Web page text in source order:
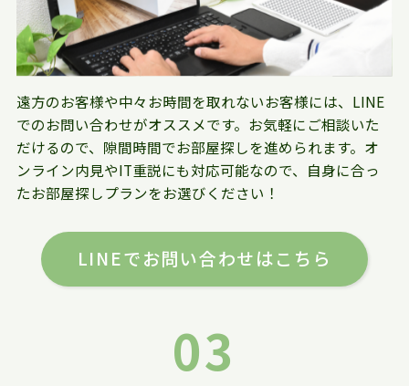
遠方のお客様や中々お時間を取れないお客様には、LINE
でのお問い合わせがオススメです。お気軽にご相談いた
だけるので、隙間時間でお部屋探しを進められます。オ
ンライン内見やIT重説にも対応可能なので、自身に合っ
たお部屋探しプランをお選びください！
LINEでお問い合わせはこちら
03